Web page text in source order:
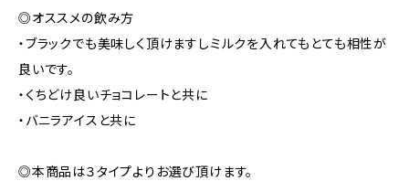
◎オススメの飲み方
・ブラックでも美味しく頂けますしミルクを入れてもとても相性が
良いです。
・くちどけ良いチョコレートと共に
・バニラアイスと共に
◎本商品は３タイプよりお選び頂けます。